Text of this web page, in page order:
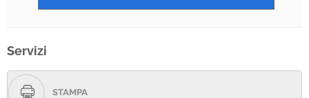
Servizi
STAMPA